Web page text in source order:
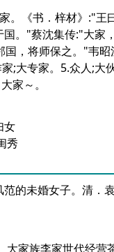
。《书．梓材》:"
。"蔡沈集传:"大家
，将师保之。"韦
;大专家。5.众人;大伙
家～。
女
秀
的未婚女子。清．
大家族李家世代经